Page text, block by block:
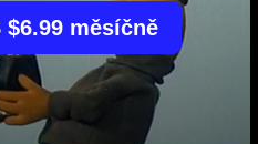
měsíčně